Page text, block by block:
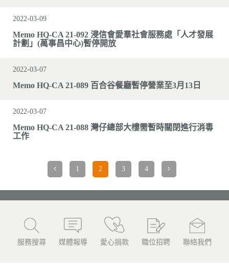
2022-03-09
Memo HQ-CA 21-092 浸信會愛羣社會服務處「人才發展
計劃」(萬事昌中心)暫停開放
2022-03-07
Memo HQ-CA 21-089 百合谷餐廳暫停營業至3月13日
2022-03-07
Memo HQ-CA 21-088 灣仔總部大樓需暫時關閉進行消毒
工作
1 2 3 4
服務搜尋 媒體報導 愛心捐款 職位招聘 聯絡我們